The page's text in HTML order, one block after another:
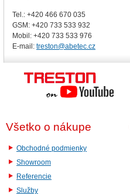
Tel.: +420 466 670 035
GSM: +420 733 533 932
Mobil: +420 733 533 976
E-mail: treston@abetec.cz
Všetko o nákupe
Obchodné podmienky
Showroom
Referencie
Služby